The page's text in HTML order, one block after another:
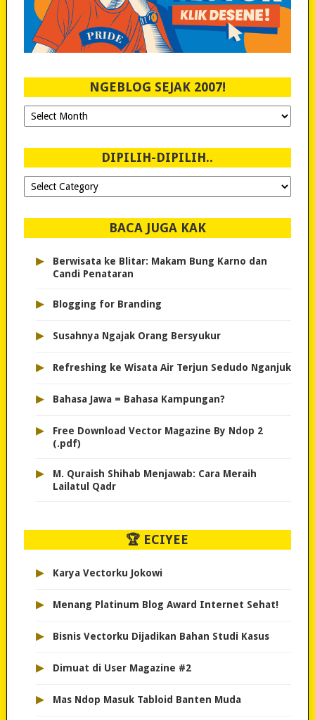
NGEBLOG SEJAK 2007!
Ngeblog
Sejak
DIPILIH-DIPILIH..
Dipilih-
dipilih..
BACA JUGA KAK
▸
Berwisata ke Blitar: Makam Bung Karno dan
Candi Penataran
▸ Blogging for Branding
▸ Susahnya Ngajak Orang Bersyukur
▸ Refreshing ke Wisata Air Terjun Sedudo Nganjuk
▸ Bahasa Jawa = Bahasa Kampungan?
▸
Free Download Vector Magazine By Ndop 2
(.pdf)
▸
M. Quraish Shihab Menjawab: Cara Meraih
Lailatul Qadr
🏆 ECIYEE
▸ Karya Vectorku Jokowi
▸ Menang Platinum Blog Award Internet Sehat!
▸ Bisnis Vectorku Dijadikan Bahan Studi Kasus
▸ Dimuat di User Magazine #2
▸ Mas Ndop Masuk Tabloid Banten Muda